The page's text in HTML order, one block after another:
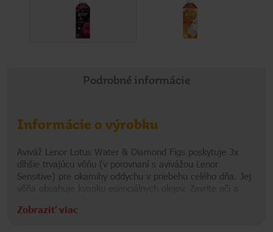
Podrobné informácie
Informácie o výrobku
Aviváž Lenor Lotus Water & Diamond Figs poskytuje 3x
dlhšie trvajúcu vôňu (v porovnaní s avivážou Lenor
Sensitive) pre okamihy oddychu v priebehu celého dňa. Jej
vôňa obsahuje kvapku esenciálnych olejov. Zavrite oči a
zmesou lotosovej vody a diamantových fíg vám navodí
Zobraziť viac